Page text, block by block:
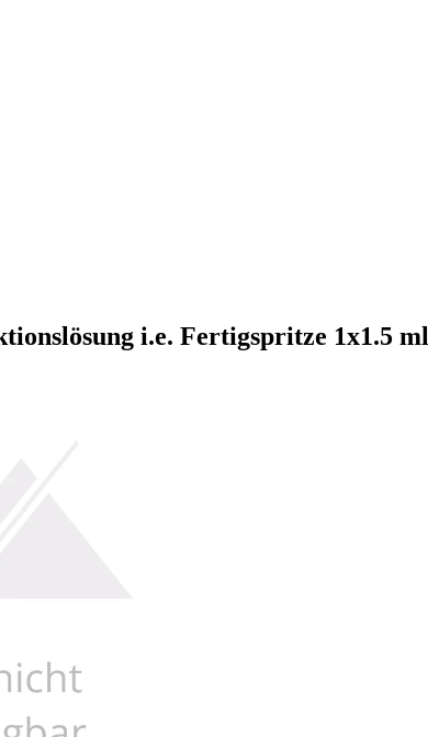
i.e. Fertigspritze 1x1.5 ml